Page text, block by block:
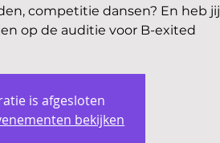
competitie dansen? En heb jij
op de auditie voor B-exited
is afgesloten
bekijken